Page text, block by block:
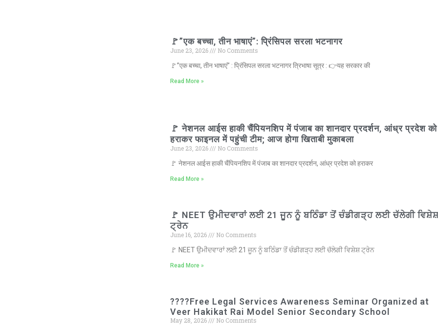
🚩”एक बच्चा, तीन भाषाएं”: प्रिंसिपल सरला भटनागर
June 23, 2026
No Comments
🚩”एक बच्चा, तीन भाषाएं” : प्रिंसिपल सरला भटनागर त्रिभाषा सूत्र : 👉यह सरकार की
Read More »
🚩 नेशनल आईस हाकी चैंपियनशिप में पंजाब का शानदार प्रदर्शन, आंध्र प्रदेश को
हराकर फाइनल में पहुंची टीम; आज होगा खिताबी मुकाबला
June 23, 2026
No Comments
🚩 नेशनल आईस हाकी चैंपियनशिप में पंजाब का शानदार प्रदर्शन, आंध्र प्रदेश को हराकर
Read More »
🚩 NEET ਉਮੀਦਵਾਰਾਂ ਲਈ 21 ਜੂਨ ਨੂੰ ਬਠਿੰਡਾ ਤੋਂ ਚੰਡੀਗੜ੍ਹ ਲਈ ਚੱਲੇਗੀ
ਟ੍ਰੇਨ
June 16, 2026
No Comments
🚩 NEET ਉਮੀਦਵਾਰਾਂ ਲਈ 21 ਜੂਨ ਨੂੰ ਬਠਿੰਡਾ ਤੋਂ ਚੰਡੀਗੜ੍ਹ ਲਈ ਚੱਲੇਗੀ ਵਿਸ਼ੇਸ਼ ਟ੍ਰੇਨ
Read More »
????Free Legal Services Awareness Seminar Organized at
Veer Hakikat Rai Model Senior Secondary School
May 28, 2026
No Comments